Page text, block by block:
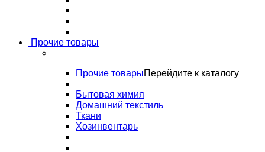
Прочие товары
Прочие товарыПерейдите к каталогу
Бытовая химия
Домашний текстиль
Ткани
Хозинвентарь